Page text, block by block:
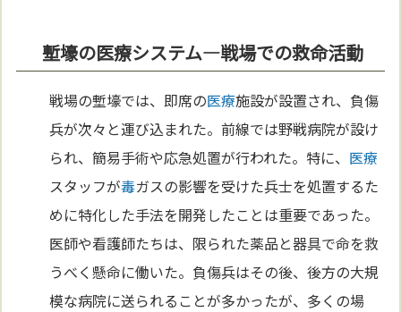
塹壕の医療システム—戦場での救命活動
戦場の塹壕では、即席の医療施設が設置され、負傷
兵が次々と運び込まれた。前線では野戦病院が設け
られ、簡易手術や応急処置が行われた。特に、 医療
スタッフが毒ガスの影響を受けた兵士を処置するた
めに特化した手法を開発したことは重要であった。
医師や看護師たちは、限られた薬品と器具で命を救
うべく懸命に働いた。負傷兵はその後、後方の大規
模な病院に送られることが多かったが、多くの場